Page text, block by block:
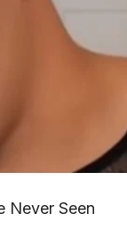
penutupan
untuk
akhir tetap
Never Seen